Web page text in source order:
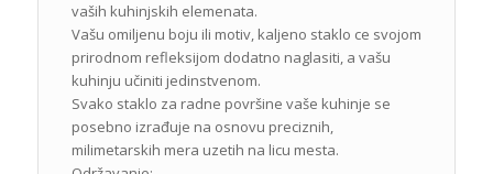
vaših kuhinjskih elemenata.
Vašu omiljenu boju ili motiv, kaljeno staklo ce svojom
prirodnom refleksijom dodatno naglasiti, a vašu
kuhinju učiniti jedinstvenom.
Svako staklo za radne površine vaše kuhinje se
posebno izrađuje na osnovu preciznih,
milimetarskih mera uzetih na licu mesta.